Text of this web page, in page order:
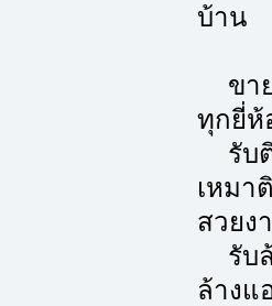
บ้าน
ขาย
ทุกยี่ห้
รับติ
เหมา
สวยง
รับล้
ล้างแ